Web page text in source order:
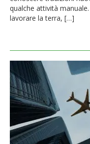
qualche attività
lavorare la terra, […]